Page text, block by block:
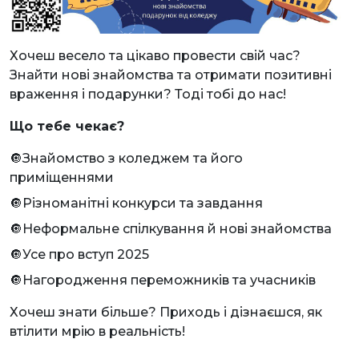
Хочеш весело та цікаво провести свій час?
Знайти нові знайомства та отримати позитивні
враження і подарунки? Тоді тобі до нас!
Що тебе чекає?
🔘Знайомство з коледжем та його
приміщеннями
🔘Різноманітні конкурси та завдання
🔘Неформальне спілкування й нові знайомства
🔘Усе про вступ 2025
🔘Нагородження переможників та учасників
Хочеш знати більше? Приходь і дізнаєшся, як
втілити мрію в реальність!